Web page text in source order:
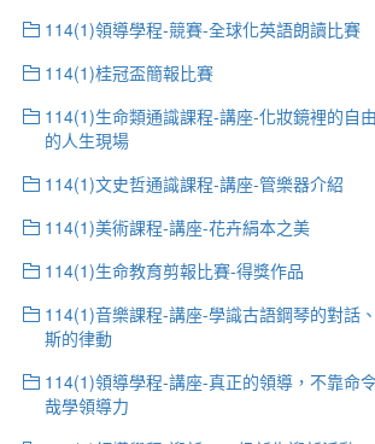
114(1)領導學程-競賽-全球化英語朗讀比賽
114(1)桂冠盃簡報比賽
114(1)生命類通識課程-講座-化妝鏡裡的自
的人生現場
114(1)文史哲通識課程-講座-管樂器介紹
114(1)美術課程-講座-花卉絹本之美
114(1)生命教育剪報比賽-得獎作品
114(1)音樂課程-講座-學識古語鋼琴的對話
斯的律動
114(1)領導學程-講座-真正的領導，不靠命
哉學領導力